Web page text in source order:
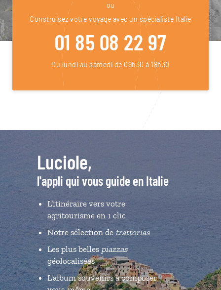
ou
Construisez votre voyage avec un spécialiste Italie
01 85 08 22 97
Du lundi au samedi de 09h30 à 18h30
Luciole,
l'appli qui vous guide en Italie
L’itinéraire vers votre
agritourisme en 1 clic
Notre sélection de trattorias
Les plus belles piazzas
géolocalisées
L'album souvenirs à composer